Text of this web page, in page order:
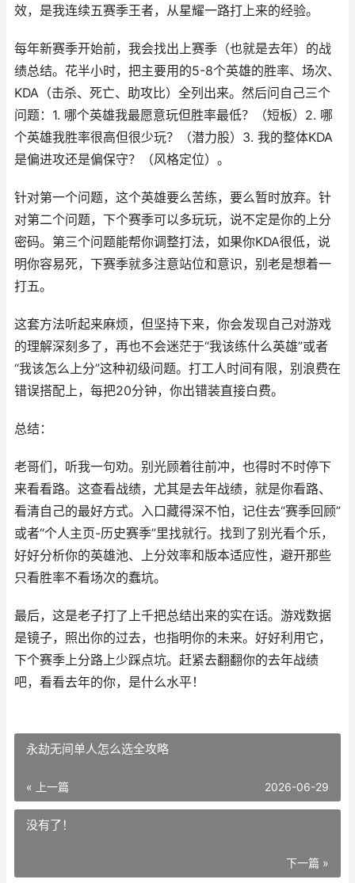
效，是我连续五赛季王者，从星耀一路打上来的经验。
每年新赛季开始前，我会找出上赛季（也就是去年）的战
绩总结。花半小时，把主要用的5-8个英雄的胜率、场次、
KDA（击杀、死亡、助攻比）全列出来。然后问自己三个
问题：1. 哪个英雄我最愿意玩但胜率最低？（短板）2. 哪
个英雄我胜率很高但很少玩？（潜力股）3. 我的整体KDA
是偏进攻还是偏保守？（风格定位）。
针对第一个问题，这个英雄要么苦练，要么暂时放弃。针
对第二个问题，下个赛季可以多玩玩，说不定是你的上分
密码。第三个问题能帮你调整打法，如果你KDA很低，说
明你容易死，下赛季就多注意站位和意识，别老是想着一
打五。
这套方法听起来麻烦，但坚持下来，你会发现自己对游戏
的理解深刻多了，再也不会迷茫于“我该练什么英雄”或者
“我该怎么上分”这种初级问题。打工人时间有限，别浪费在
错误搭配上，每把20分钟，你出错装直接白费。
总结：
老哥们，听我一句劝。别光顾着往前冲，也得时不时停下
来看看路。这查看战绩，尤其是去年战绩，就是你看路、
看清自己的最好方式。入口藏得深不怕，记住去“赛季回顾”
或者“个人主页-历史赛季”里找就行。找到了别光看个乐，
好好分析你的英雄池、上分效率和版本适应性，避开那些
只看胜率不看场次的蠢坑。
最后，这是老子打了上千把总结出来的实在话。游戏数据
是镜子，照出你的过去，也指明你的未来。好好利用它，
下个赛季上分路上少踩点坑。赶紧去翻翻你的去年战绩
吧，看看去年的你，是什么水平！
永劫无间单人怎么选全攻略
« 上一篇 2026-06-29
没有了！
下一篇 »